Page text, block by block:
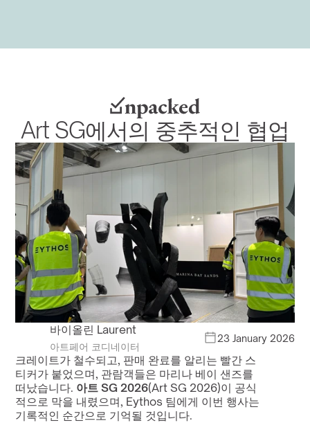
Art SG에서의 중추적인 협업
바이올린 Laurent
아트페어 코디네이터
23 January 2026
크레이트가 철수되고, 판매 완료를 알리는 빨간 스
티커가 붙었으며, 관람객들은 마리나 베이 샌즈를
떠났습니다. 아트 SG 2026(Art SG 2026)이 공식
적으로 막을 내렸으며, Eythos 팀에게 이번 행사는
기록적인 순간으로 기억될 것입니다.